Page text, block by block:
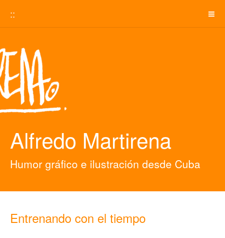
::
Alfredo Martirena
Humor gráfico e ilustración desde Cuba
Entrenando con el tiempo